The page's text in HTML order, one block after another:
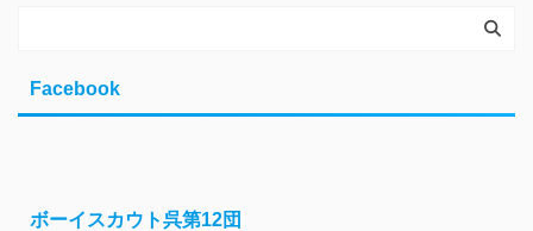
Facebook
ボーイスカウト呉第12団